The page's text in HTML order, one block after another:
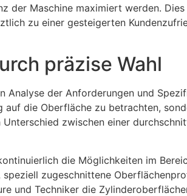
der Maschine maximiert werden.
zu einer gesteigerten
präzise Wahl
der Anforderungen und
die Oberfläche zu betrachten,
zwischen einer
die Möglichkeiten im
zugeschnittene
und Techniker die